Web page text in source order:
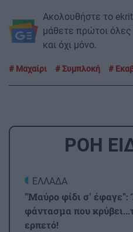
Ακολουθήστε το
μάθετε πρώτοι όλες
και όχι μόνο.
Μαχαίρι Συμπλοκή
ΡΟΗ
ΕΛΛΑΔΑ
"Μαύρο φίδι σ' έφαγε":
φάντασμα που
ερπετό!